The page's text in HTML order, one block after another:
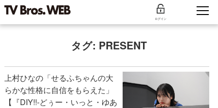
ログイン
タグ: PRESENT
上村ひなの「せるふちゃんの大
らかな性格に自信をもらえた」
【『DIY!!-どぅー・いっと・ゆあ